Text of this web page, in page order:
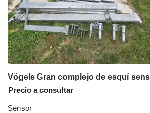
Precio a consultar
Sensor